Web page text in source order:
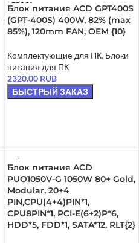
ПРОДА
НО
Блок питания ACD GPT400S
(GPT-400S) 400W, 82% (max
85%), 120mm FAN, OEM {10}
Комплектующие для ПК, Блоки
питания для ПК
2320.00 RUB
БЫСТРЫЙ ЗАКАЗ
Блок питания ACD
PUO1050V-G 1050W 80+ Gold,
Modular, 20+4
PIN,CPU(4+4)PIN*1,
CPU8PIN*1, PCI-E(6+2)P*6,
HDD*5, FDD*1, SATA*12, RLT{2}